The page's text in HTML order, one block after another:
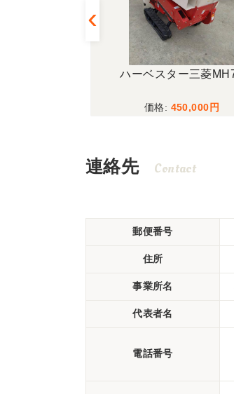
ハーベスター三菱
450,000
連絡先 Contact
郵便番号
住所
事業所名
代表者名
電話番号